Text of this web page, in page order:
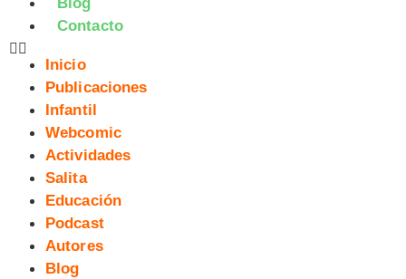
Blog
Contacto
Inicio
Publicaciones
Infantil
Webcomic
Actividades
Salita
Educación
Podcast
Autores
Blog